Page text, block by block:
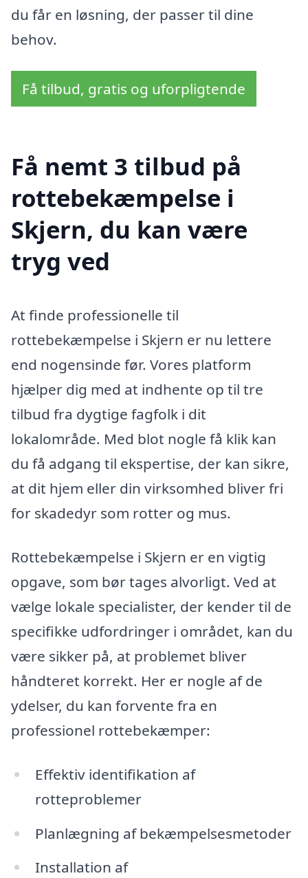
du får en løsning, der passer til dine
behov.
Få tilbud, gratis og uforpligtende
Få nemt 3 tilbud på
rottebekæmpelse i
Skjern, du kan være
tryg ved
At finde professionelle til
rottebekæmpelse i Skjern er nu lettere
end nogensinde før. Vores platform
hjælper dig med at indhente op til tre
tilbud fra dygtige fagfolk i dit
lokalområde. Med blot nogle få klik kan
du få adgang til ekspertise, der kan sikre,
at dit hjem eller din virksomhed bliver fri
for skadedyr som rotter og mus.
Rottebekæmpelse i Skjern er en vigtig
opgave, som bør tages alvorligt. Ved at
vælge lokale specialister, der kender til de
specifikke udfordringer i området, kan du
være sikker på, at problemet bliver
håndteret korrekt. Her er nogle af de
ydelser, du kan forvente fra en
professionel rottebekæmper:
Effektiv identifikation af
rotteproblemer
Planlægning af bekæmpelsesmetoder
Installation af